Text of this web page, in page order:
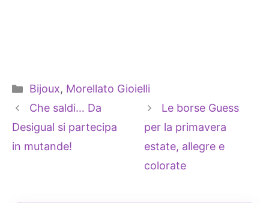
Categorie
Bijoux, Morellato Gioielli
Che saldi… Da
Desigual si partecipa
in mutande!
Le borse Guess
per la primavera
estate, allegre e
colorate